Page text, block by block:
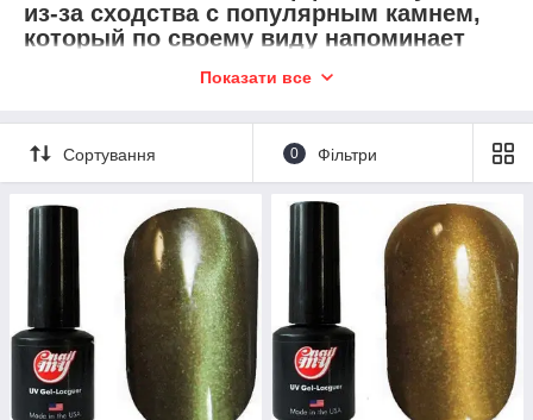
из-за сходства с популярным камнем,
который по своему виду напоминает
Создать этот красивый эффект на
ногтях очень просто, если
использовать магнитные гель-лаки.
Гель-лаки My Nail отличаются широкой цветовой гаммой,
они импеют глубокий эффект блика стойкостью в носке и
простотой нанесения. Их можно использовать как для
нарощенных так и для натуральных ногтей.
Показати все
Сортування 0 Фільтри